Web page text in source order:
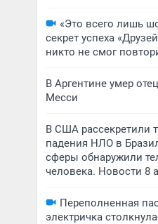
«Это всего лишь
секрет успеха
никто не смог
В Аргентине умер
Месси
В США рассекретили
падения НЛО в
сферы обнаружили
человека. Новости 8
Переполненная
электричка